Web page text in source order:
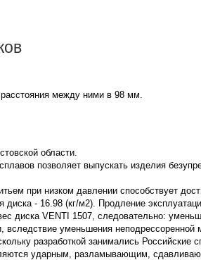
расстояния между ними в 98 мм.
области.
позволяет выпускать изделия
при низком давлении способствует
- 16.98 (кг/м2). Продление
диска VENTI 1507, следовательно:
вследствие уменьшения
разработкой занимались Российские
ударным, разламывающим,